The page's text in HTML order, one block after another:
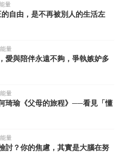
量
自由，是不再被別人的生活左
量
愛與陪伴永遠不夠，爭執嫉妒多
量
琦瑜《父母的旅程》──看見「懂
量
討？你的焦慮，其實是大腦在努